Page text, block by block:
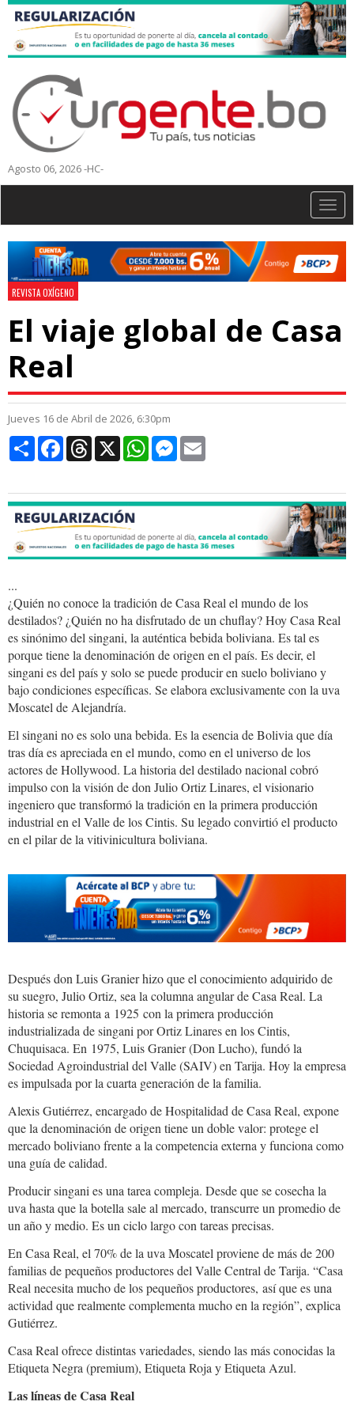
Agosto 06, 2026 -HC-
REVISTA OXÍGENO
El viaje global de Casa
Real
Jueves 16 de Abril de 2026, 6:30pm
CompartirFacebookThreads
X WhatsAppMessenger
...
¿Quién no conoce la tradición de Casa Real el mundo de los
destilados? ¿Quién no ha disfrutado de un chuflay? Hoy Casa Real
es sinónimo del singani, la auténtica bebida boliviana. Es tal es
porque tiene la denominación de origen en el país. Es decir, el
singani es del país y solo se puede producir en suelo boliviano y
bajo condiciones específicas. Se elabora exclusivamente con la uva
Moscatel de Alejandría.
El singani no es solo una bebida. Es la esencia de Bolivia que día
tras día es apreciada en el mundo, como en el universo de los
actores de Hollywood. La historia del destilado nacional cobró
impulso con la visión de don Julio Ortiz Linares, el visionario
ingeniero que transformó la tradición en la primera producción
industrial en el Valle de los Cintis. Su legado convirtió el producto
en el pilar de la vitivinicultura boliviana.
casa_real.jpg
Después don Luis Granier hizo que el conocimiento adquirido de
su suegro, Julio Ortiz, sea la columna angular de Casa Real. La
historia se remonta a 1925 con la primera producción
industrializada de singani por Ortiz Linares en los Cintis,
Chuquisaca. En 1975, Luis Granier (Don Lucho), fundó la
Sociedad Agroindustrial del Valle (SAIV) en Tarija. Hoy la empresa
es impulsada por la cuarta generación de la familia.
Alexis Gutiérrez, encargado de Hospitalidad de Casa Real, expone
que la denominación de origen tiene un doble valor: protege el
mercado boliviano frente a la competencia externa y funciona como
una guía de calidad.
Producir singani es una tarea compleja. Desde que se cosecha la
uva hasta que la botella sale al mercado, transcurre un promedio de
un año y medio. Es un ciclo largo con tareas precisas.
En Casa Real, el 70% de la uva Moscatel proviene de más de 200
familias de pequeños productores del Valle Central de Tarija. “Casa
Real necesita mucho de los pequeños productores, así que es una
actividad que realmente complementa mucho en la región”, explica
Gutiérrez.
Casa Real ofrece distintas variedades, siendo las más conocidas la
Etiqueta Negra (premium), Etiqueta Roja y Etiqueta Azul.
Las líneas de Casa Real